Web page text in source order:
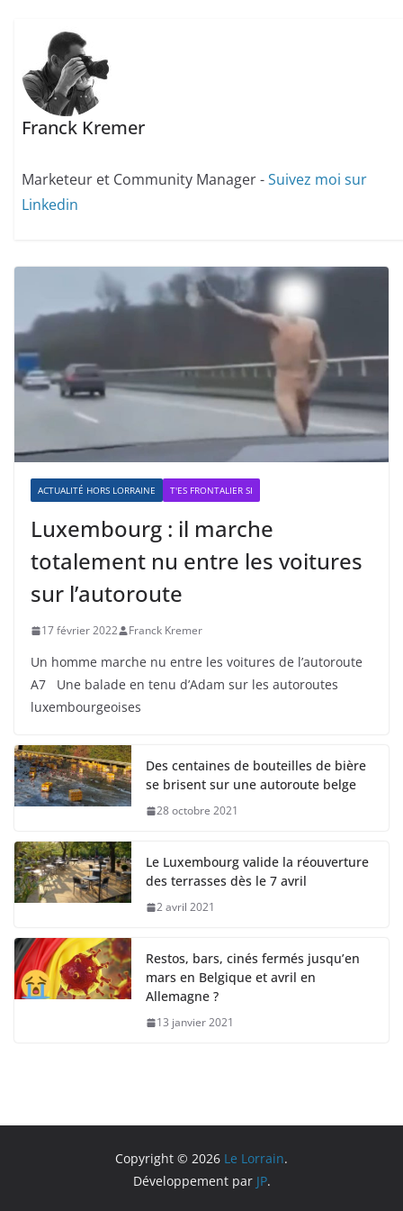
Franck Kremer
Marketeur et Community Manager -Suivez moi sur
Linkedin
ACTUALITÉ HORS LORRAINE T'ES FRONTALIER SI
Luxembourg : il marche
totalement nu entre les voitures
sur l’autoroute
17 février 2022 Franck Kremer
Un homme marche nu entre les voitures de l’autoroute
A7 Une balade en tenu d’Adam sur les autoroutes
luxembourgeoises
Des centaines de bouteilles de bière
se brisent sur une autoroute belge
28 octobre 2021
Le Luxembourg valide la réouverture
des terrasses dès le 7 avril
2 avril 2021
Restos, bars, cinés fermés jusqu’en
mars en Belgique et avril en
Allemagne ?
13 janvier 2021
Copyright © 2026 Le Lorrain.
Développement par JP.